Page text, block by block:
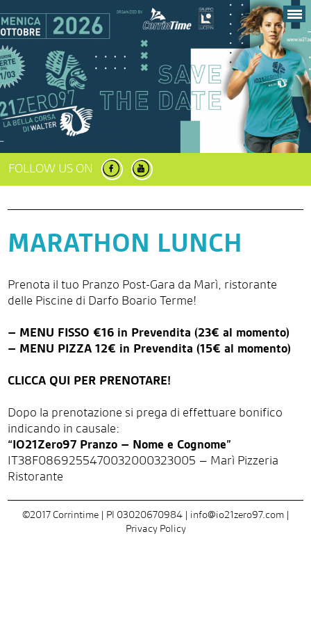
FOLLOW US ON
MARATHON LUNCH
Prenota il tuo Pranzo Post-Gara da Marì, ristorante
delle Piscine di Darfo Boario Terme!
– MENU FISSO €16 in Prevendita (23€ al momento)
– MENU PIZZA 12€ in Prevendita (15€ al momento)
CLICCA QUI PER PRENOTARE!
Dopo la prenotazione si prega di effettuare bonifico
indicando in causale:
“IO21Zero97 Pranzo – Nome e Cognome”
IT38F0869255470032000323005 – Marì Pizzeria
Ristorante
©2017 Corrintime | PI 03020670984 | info@io21zero97.com|
Privacy Policy